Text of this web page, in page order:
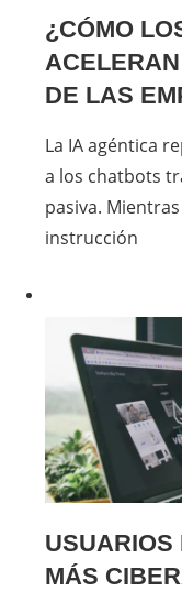
¿CÓMO
DE LAS
La IA agéntica
a los chatbots
pasiva.
instrucción
USUARIOS
MÁS